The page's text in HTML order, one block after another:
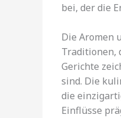
bei, der die
Die Aromen
Traditionen,
Gerichte
sind. Die
die
Einflüsse